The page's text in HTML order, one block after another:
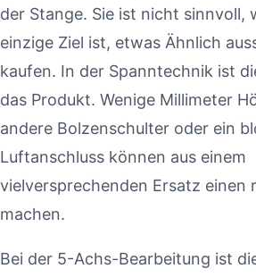
der Stange. Sie ist nicht sinnvoll,
einzige Ziel ist, etwas Ähnlich
kaufen. In der Spanntechnik ist
das Produkt. Wenige Millimeter
andere Bolzenschulter oder ein
Luftanschluss können aus einem
vielversprechenden Ersatz einen
machen.
Bei der 5-Achs-Bearbeitung ist